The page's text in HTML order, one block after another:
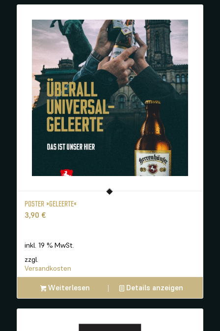
POSTER »GELEERTE«
3,90 €
inkl. 19 % MwSt.
zzgl.
Versandkosten
Weiterlesen Details anzeigen